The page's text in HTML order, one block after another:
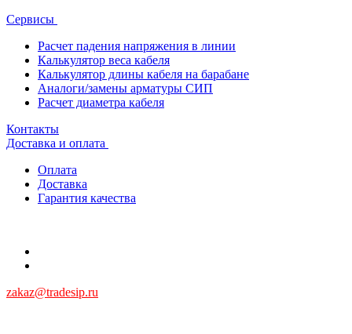
Сервисы
Расчет падения напряжения в линии
Калькулятор веса кабеля
Калькулятор длины кабеля на барабане
Аналоги/замены арматуры СИП
Расчет диаметра кабеля
Контакты
Доставка и оплата
Оплата
Доставка
Гарантия качества
zakaz@tradesip.ru